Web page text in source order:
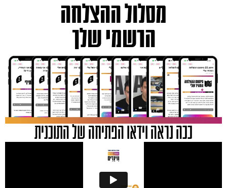
מסלול ההצלחה
הרשמי שלך
ככה נראה וידאו הפתיחה של התוכנית